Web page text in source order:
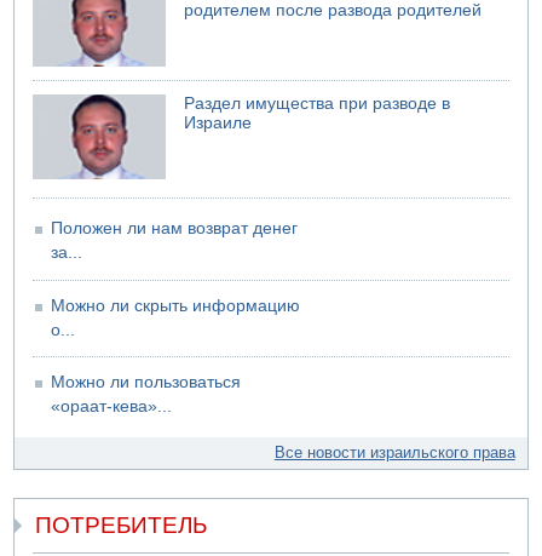
Авиве
родителем после развода родителей
Раздел имущества при разводе в
Израиле
Положен ли нам возврат денег
за...
Можно ли скрыть информацию
о...
Можно ли пользоваться
«ораат-кева»...
Все новости израильского права
ПОТРЕБИТЕЛЬ